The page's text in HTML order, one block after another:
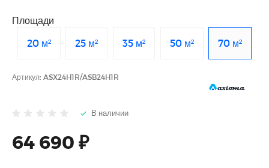
Площади
20 м²
25 м² 35 м² 50 м² 70 м²
Артикул: ASX24H1R/ASB24H1R
В наличии
64 690 ₽